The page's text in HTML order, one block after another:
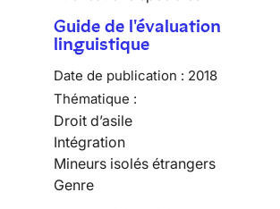
Guide de l'évaluation
linguistique
Date de publication : 2018
Thématique :
Droit d’asile
Intégration
Mineurs isolés étrangers
Genre